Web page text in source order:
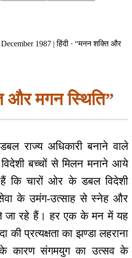
1987 | हिंदी · “मनन शक्ति और
और मगन स्थिति”
राज्य अधिकारी बनाने वाले
बच्चों से मिलन मनाने आये
कि चारों ओर के डबल विदेशी
सेवा के उमंग-उत्साह से स्नेह और
जा रहे हैं। हर एक के मन में यह
की प्रत्यक्षता का झण्डा लहराना
कारण संगमयुग का उत्सव के